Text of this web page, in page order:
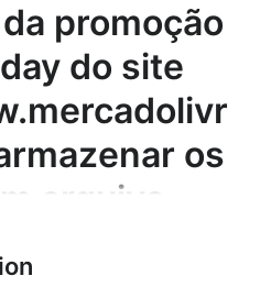
promoção
do site
os
arquivo